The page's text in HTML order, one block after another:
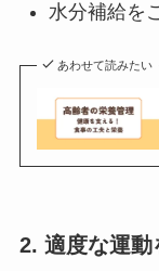
水分補給を
あわせて読みたい
2. 適度な運動